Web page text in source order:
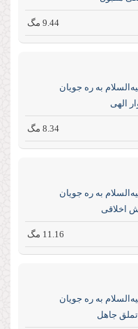
9.44 مگ
به ره جویان
الهی
8.34 مگ
به ره جویان
اخلاقی
11.16 مگ
به ره جویان
جاهل